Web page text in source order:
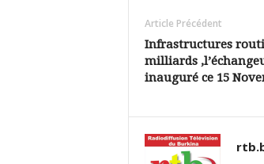
Article Précédent
Infrastructures
milliards
inauguré ce 15